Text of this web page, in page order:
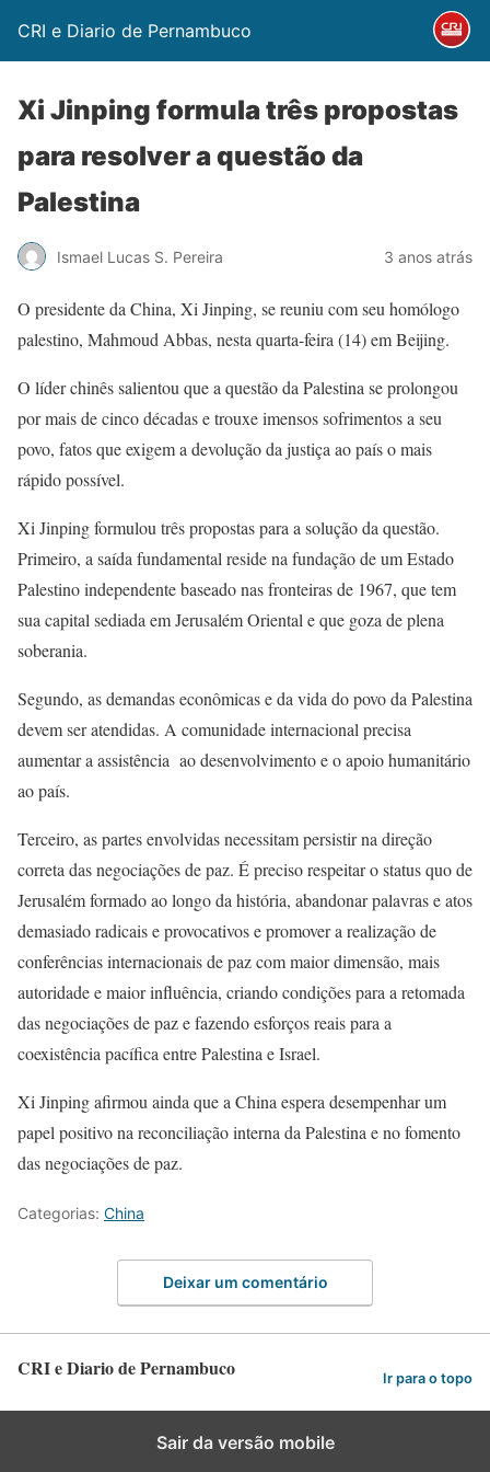
CRI e Diario de Pernambuco
Xi Jinping formula três propostas
para resolver a questão da
Palestina
Ismael Lucas S. Pereira 3 anos atrás
O presidente da China, Xi Jinping, se reuniu com seu homólogo
palestino, Mahmoud Abbas, nesta quarta-feira (14) em Beijing.
O líder chinês salientou que a questão da Palestina se prolongou
por mais de cinco décadas e trouxe imensos sofrimentos a seu
povo, fatos que exigem a devolução da justiça ao país o mais
rápido possível.
Xi Jinping formulou três propostas para a solução da questão.
Primeiro, a saída fundamental reside na fundação de um Estado
Palestino independente baseado nas fronteiras de 1967, que tem
sua capital sediada em Jerusalém Oriental e que goza de plena
soberania.
Segundo, as demandas econômicas e da vida do povo da Palestina
devem ser atendidas. A comunidade internacional precisa
aumentar a assistência ao desenvolvimento e o apoio humanitário
ao país.
Terceiro, as partes envolvidas necessitam persistir na direção
correta das negociações de paz. É preciso respeitar o status quo de
Jerusalém formado ao longo da história, abandonar palavras e atos
demasiado radicais e provocativos e promover a realização de
conferências internacionais de paz com maior dimensão, mais
autoridade e maior influência, criando condições para a retomada
das negociações de paz e fazendo esforços reais para a
coexistência pacífica entre Palestina e Israel.
Xi Jinping afirmou ainda que a China espera desempenhar um
papel positivo na reconciliação interna da Palestina e no fomento
das negociações de paz.
Categorias: China
Deixar um comentário
CRI e Diario de Pernambuco Ir para o topo
Sair da versão mobile